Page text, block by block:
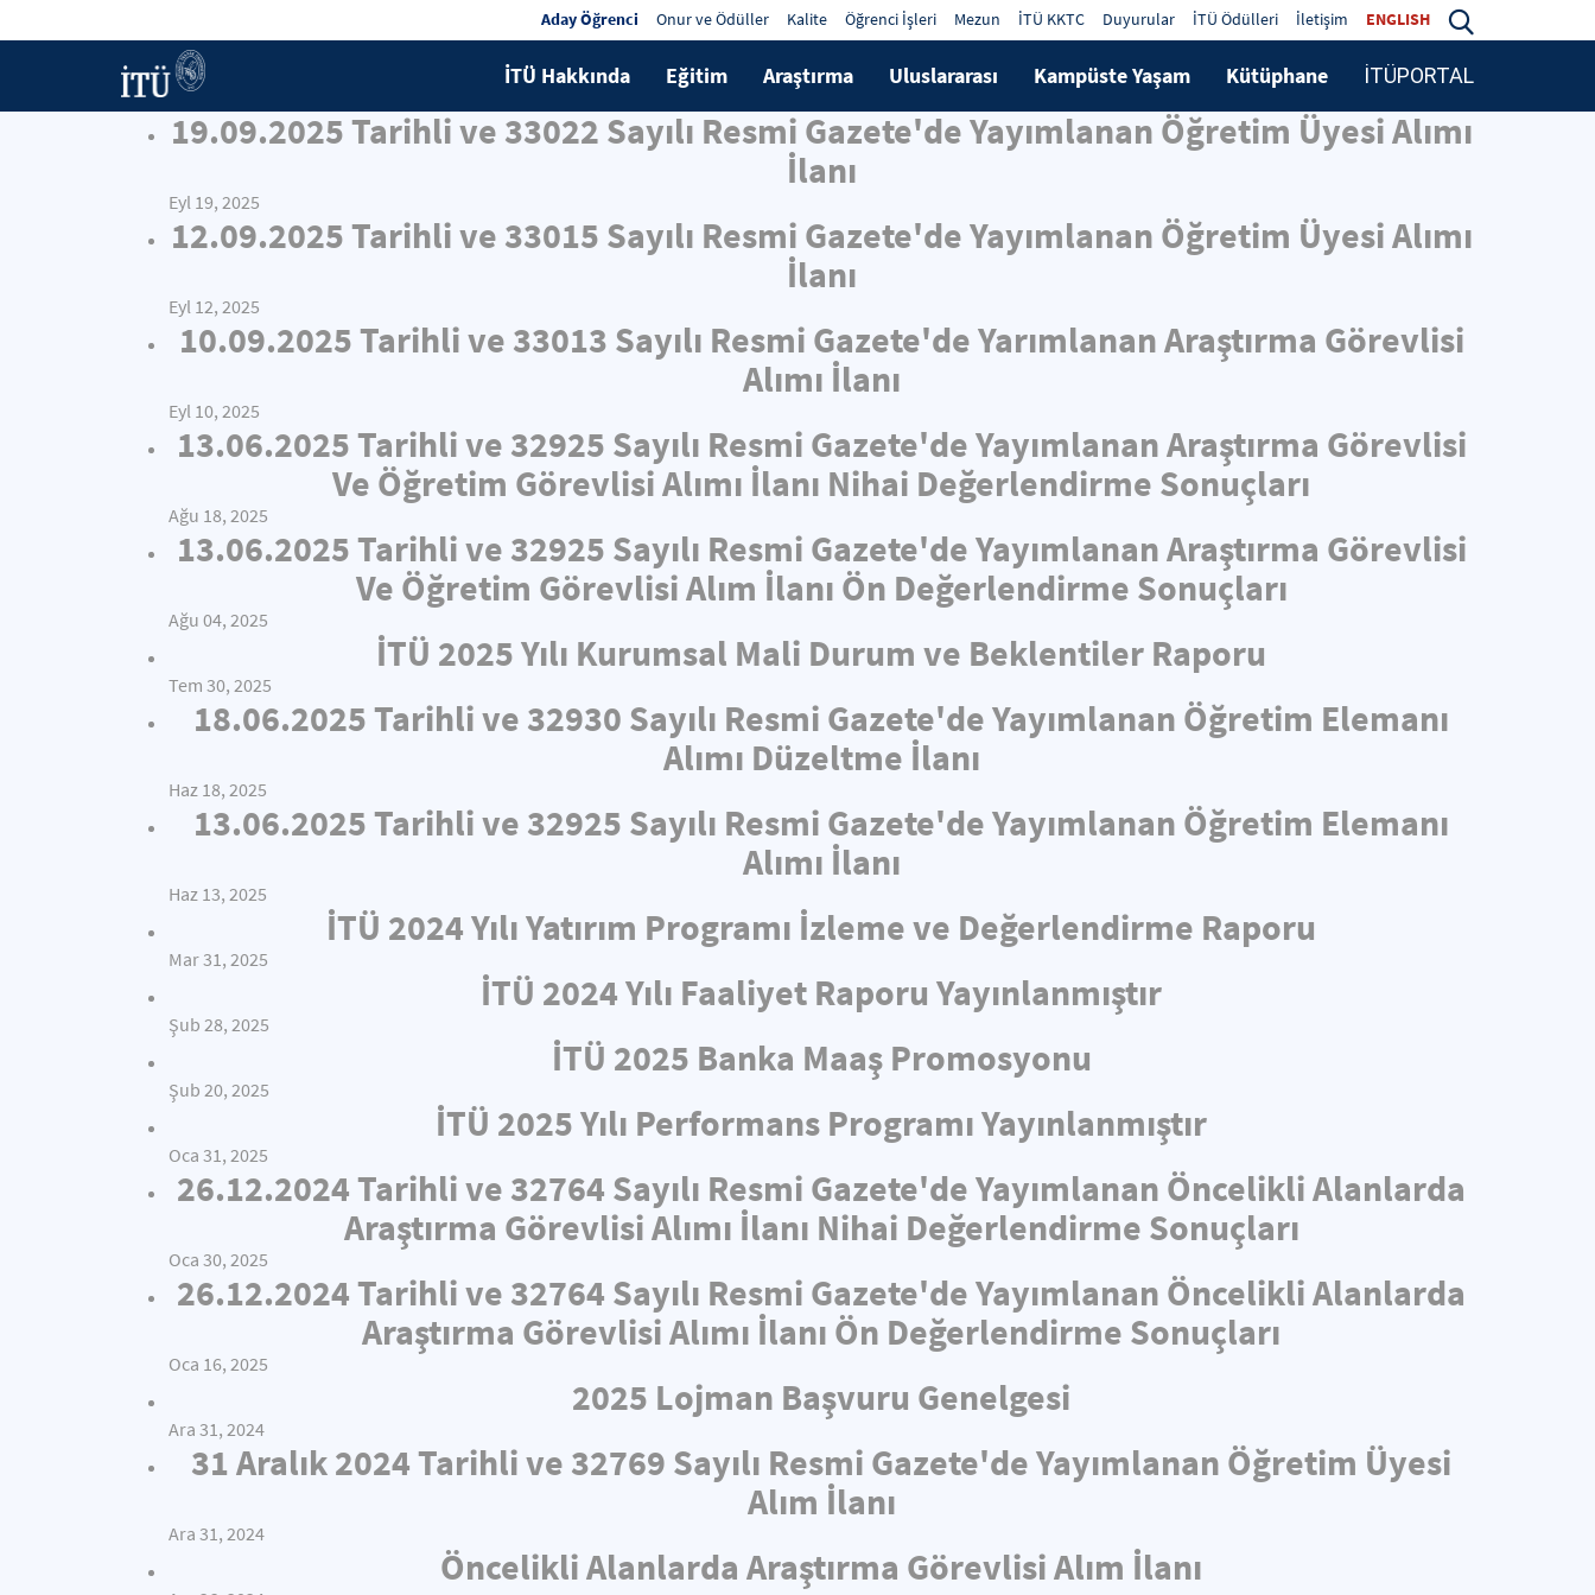
Aday Öğrenci Onur ve Ödüller Kalite Öğrenci İşleri Mezun İTÜ KKTC Duyurular İTÜ Ödülleri İletişim ENGLISH
İTÜ Hakkında Eğitim Araştırma Uluslararası Kampüste Yaşam Kütüphane İTÜPORTAL
19.09.2025 Tarihli ve 33022 Sayılı Resmi Gazete'de Yayımlanan Öğretim Üyesi Alımı
İlanı
Eyl 19, 2025
12.09.2025 Tarihli ve 33015 Sayılı Resmi Gazete'de Yayımlanan Öğretim Üyesi Alımı
İlanı
Eyl 12, 2025
10.09.2025 Tarihli ve 33013 Sayılı Resmi Gazete'de Yarımlanan Araştırma Görevlisi
Alımı İlanı
Eyl 10, 2025
13.06.2025 Tarihli ve 32925 Sayılı Resmi Gazete'de Yayımlanan Araştırma Görevlisi
Ve Öğretim Görevlisi Alımı İlanı Nihai Değerlendirme Sonuçları
Ağu 18, 2025
13.06.2025 Tarihli ve 32925 Sayılı Resmi Gazete'de Yayımlanan Araştırma Görevlisi
Ve Öğretim Görevlisi Alım İlanı Ön Değerlendirme Sonuçları
Ağu 04, 2025
İTÜ 2025 Yılı Kurumsal Mali Durum ve Beklentiler Raporu
Tem 30, 2025
18.06.2025 Tarihli ve 32930 Sayılı Resmi Gazete'de Yayımlanan Öğretim Elemanı
Alımı Düzeltme İlanı
Haz 18, 2025
13.06.2025 Tarihli ve 32925 Sayılı Resmi Gazete'de Yayımlanan Öğretim Elemanı
Alımı İlanı
Haz 13, 2025
İTÜ 2024 Yılı Yatırım Programı İzleme ve Değerlendirme Raporu
Mar 31, 2025
İTÜ 2024 Yılı Faaliyet Raporu Yayınlanmıştır
Şub 28, 2025
İTÜ 2025 Banka Maaş Promosyonu
Şub 20, 2025
İTÜ 2025 Yılı Performans Programı Yayınlanmıştır
Oca 31, 2025
26.12.2024 Tarihli ve 32764 Sayılı Resmi Gazete'de Yayımlanan Öncelikli Alanlarda
Araştırma Görevlisi Alımı İlanı Nihai Değerlendirme Sonuçları
Oca 30, 2025
26.12.2024 Tarihli ve 32764 Sayılı Resmi Gazete'de Yayımlanan Öncelikli Alanlarda
Araştırma Görevlisi Alımı İlanı Ön Değerlendirme Sonuçları
Oca 16, 2025
2025 Lojman Başvuru Genelgesi
Ara 31, 2024
31 Aralık 2024 Tarihli ve 32769 Sayılı Resmi Gazete'de Yayımlanan Öğretim Üyesi
Alım İlanı
Ara 31, 2024
Öncelikli Alanlarda Araştırma Görevlisi Alım İlanı